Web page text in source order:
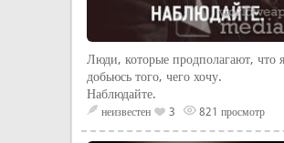
Люди, которые продполагают, что
добьюсь того, чего хочу.
Наблюдайте.
неизвестен 3 821 просмотр